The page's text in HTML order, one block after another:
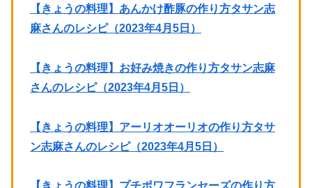
【きょうの料理】あんかけ酢豚の作り方タサン志
麻さんのレシピ（2023年4月5日）
【きょうの料理】お好み焼きの作り方タサン志麻
さんのレシピ（2023年4月5日）
【きょうの料理】アーリオオーリオの作り方タサ
ン志麻さんのレシピ（2023年4月5日）